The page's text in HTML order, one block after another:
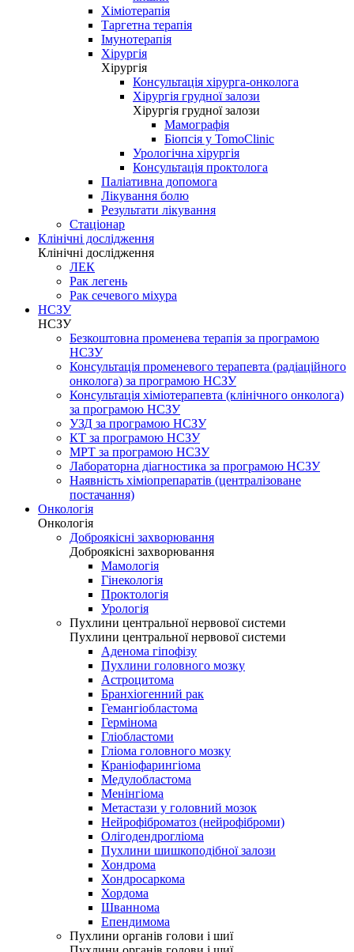
Хіміотерапія
Таргетна терапія
Імунотерапія
Хірургія
Хірургія
Консультація хірурга-онколога
Хірургія грудної залози
Хірургія грудної залози
Мамографія
Біопсія у TomoClinic
Урологічна хірургія
Консультація проктолога
Паліативна допомога
Лікування болю
Результати лікування
Стаціонар
Клінічні дослідження
Клінічні дослідження
ЛЕК
Рак легень
Рак сечевого міхура
НСЗУ
НСЗУ
Безкоштовна променева терапія за програмою
НСЗУ
Консультація променевого терапевта (радіаційного
онколога) за програмою НСЗУ
Консультація хіміотерапевта (клінічного онколога)
за програмою НСЗУ
УЗД за програмою НСЗУ
КТ за програмою НСЗУ
МРТ за програмою НСЗУ
Лабораторна діагностика за програмою НСЗУ
Наявність хіміопрепаратів (централізоване
постачання)
Онкологія
Онкологія
Доброякісні захворювання
Доброякісні захворювання
Мамологія
Гінекологія
Проктологія
Урологія
Пухлини центральної нервової системи
Пухлини центральної нервової системи
Аденома гіпофізу
Пухлини головного мозку
Астроцитома
Бранхіогенний рак
Гемангіобластома
Гермінома
Гліобластоми
Гліома головного мозку
Краніофарингіома
Медулобластома
Менінгіома
Метастази у головний мозок
Нейрофіброматоз (нейрофіброми)
Олігодендрогліома
Пухлини шишкоподібної залози
Хондрома
Хондросаркома
Хордома
Шваннома
Епендимома
Пухлини органів голови і шиї